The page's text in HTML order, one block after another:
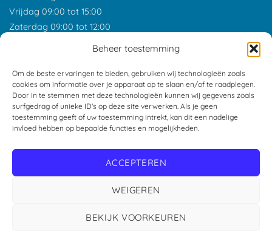
Beheer toestemming
Om de beste ervaringen te bieden, gebruiken wij technologieën zoals
cookies om informatie over je apparaat op te slaan en/of te raadplegen.
Door in te stemmen met deze technologieën kunnen wij gegevens zoals
surfgedrag of unieke ID's op deze site verwerken. Als je geen
toestemming geeft of uw toestemming intrekt, kan dit een nadelige
invloed hebben op bepaalde functies en mogelijkheden.
ACCEPTEREN
WEIGEREN
BEKIJK VOORKEUREN
Vrijdag 09:00 tot 15:00
Zaterdag 09:00 tot 12:00
ONZE RECENSIES